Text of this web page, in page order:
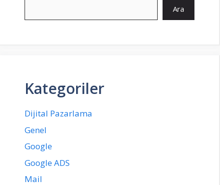
Ara
Kategoriler
Dijital Pazarlama
Genel
Google
Google ADS
Mail